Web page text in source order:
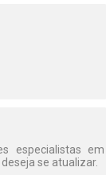
especialistas em
se atualizar.